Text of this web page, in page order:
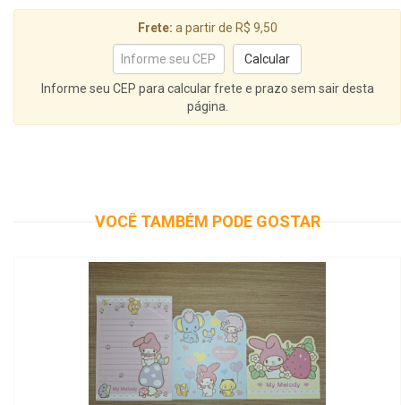
Frete: a partir de R$ 9,50
Informe seu CEP para calcular frete e prazo sem sair desta
página.
VOCÊ TAMBÉM PODE GOSTAR